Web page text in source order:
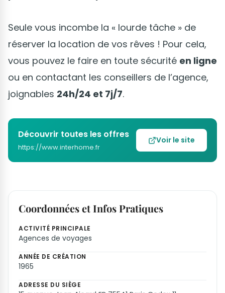
Seule vous incombe la « lourde tâche » de
réserver la location de vos rêves ! Pour cela,
vous pouvez le faire en toute sécurité en ligne
ou en contactant les conseillers de l’agence,
joignables 24h/24 et 7j/7.
Découvrir toutes les offres
https://www.interhome.fr
Voir le site
Coordonnées et Infos Pratiques
ACTIVITÉ PRINCIPALE
Agences de voyages
ANNÉE DE CRÉATION
1965
ADRESSE DU SIÈGE